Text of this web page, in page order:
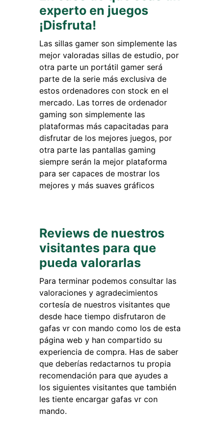
experto en juegos
¡Disfruta!
Las sillas gamer son simplemente las
mejor valoradas sillas de estudio, por
otra parte un portátil gamer será
parte de la serie más exclusiva de
estos ordenadores con stock en el
mercado. Las torres de ordenador
gaming son simplemente las
plataformas más capacitadas para
disfrutar de los mejores juegos, por
otra parte las pantallas gaming
siempre serán la mejor plataforma
para ser capaces de mostrar los
mejores y más suaves gráficos
Reviews de nuestros
visitantes para que
pueda valorarlas
Para terminar podemos consultar las
valoraciones y agradecimientos
cortesía de nuestros visitantes que
desde hace tiempo disfrutaron de
gafas vr con mando como los de esta
página web y han compartido su
experiencia de compra. Has de saber
que deberías redactarnos tu propia
recomendación para que ayudes a
los siguientes visitantes que también
les tiente encargar gafas vr con
mando.